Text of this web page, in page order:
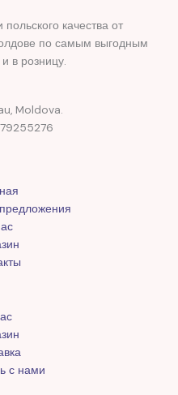
качества от
по самым выгодным
в розницу.
Moldova.
с нами